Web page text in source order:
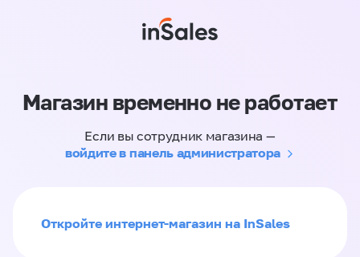
Магазин временно не работает
Если вы сотрудник магазина —
войдите в панель администратора
Откройте интернет-магазин на InSales